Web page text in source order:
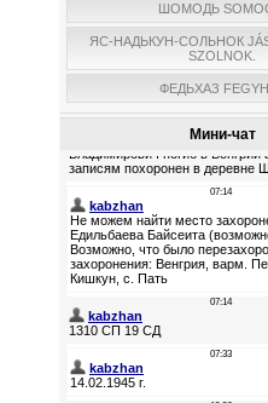
ШОМОДЬ
ЯС-НАДЬКУН-СОЛЬНОК
SZOLNOK.
ФЕДЬХАЗ
Мини-чат